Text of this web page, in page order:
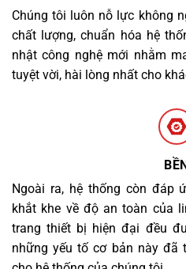
Chúng tôi luôn nỗ lực không
chất lượng, chuẩn hóa hệ
nhật công nghệ mới nhằm
tuyệt vời, hài lòng nhất cho
Ngoài ra, hệ thống còn đáp
khắt khe về độ an toàn của
trang thiết bị hiện đại đều
những yếu tố cơ bản này đã